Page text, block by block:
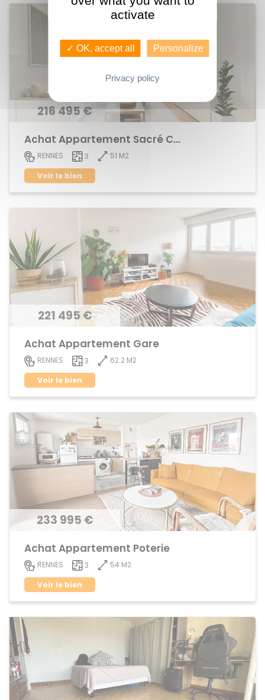
216 495 €
Achat Appartement Sacré Coeur
RENNES 3
51 M2
Voir le bien
221 495 €
Achat Appartement Gare
RENNES 3
62.2 M2
Voir le bien
233 995 €
Achat Appartement Poterie
RENNES 3
54 M2
Voir le bien
activate
✓ OK, accept all Personalize
Privacy policy